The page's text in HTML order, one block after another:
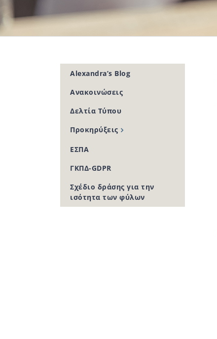
Alexandra’s Blog
Ανακοινώσεις
Δελτία Τύπου
Προκηρύξεις
ΕΣΠΑ
ΓΚΠΔ-GDPR
Σχέδιο δράσης για την
ισότητα των φύλων